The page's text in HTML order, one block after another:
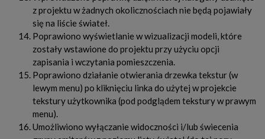
z projektu w żadnych okolicznościach nie będą pojawiały
się na liście świateł.
Poprawiono wyświetlanie w wizualizacji modeli, które
zostały wstawione do projektu przy użyciu opcji
zapisania i wczytania pomieszczenia.
Poprawiono działanie otwierania drzewka tekstur (w
lewym menu) po kliknięciu linka do użytej w projekcie
tekstury użytkownika (pod podglądem tekstury w prawym
menu).
Umożliwiono wyłączanie widoczności i/lub świecenia